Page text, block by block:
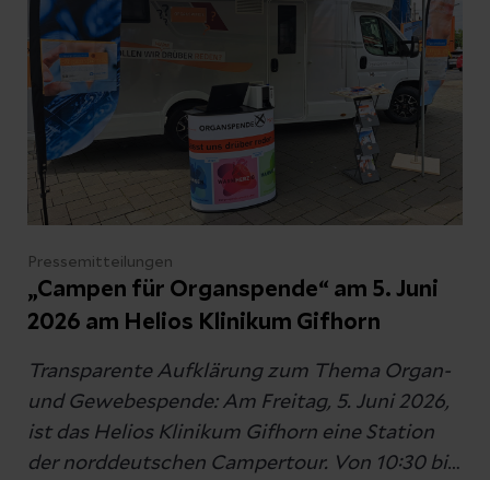
Pressemitteilungen
„Campen für Organspende“ am 5. Juni
2026 am Helios Klinikum Gifhorn
Transparente Aufklärung zum Thema Organ-
und Gewebespende: Am Freitag, 5. Juni 2026,
ist das Helios Klinikum Gifhorn eine Station
der norddeutschen Campertour. Von 10:30 bis